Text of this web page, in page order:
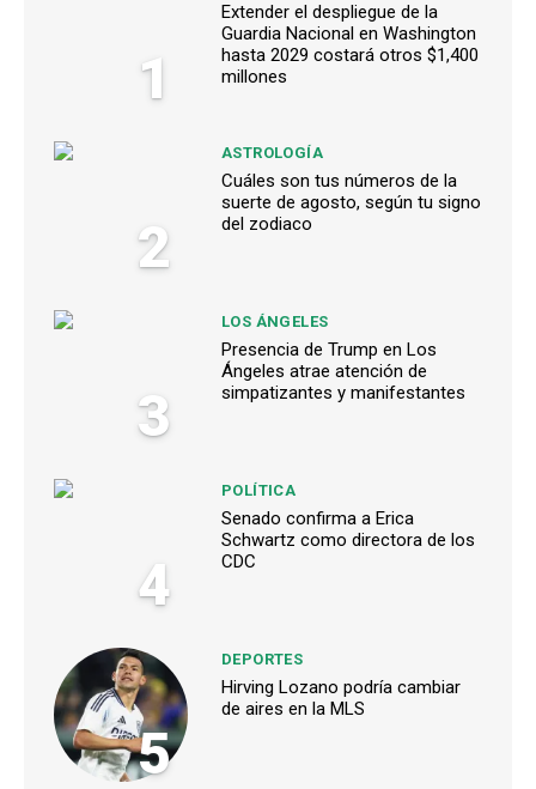
1
Extender el despliegue de la
Guardia Nacional en Washington
hasta 2029 costará otros $1,400
millones
2
ASTROLOGÍA
Cuáles son tus números de la
suerte de agosto, según tu signo
del zodiaco
3
LOS ÁNGELES
Presencia de Trump en Los
Ángeles atrae atención de
simpatizantes y manifestantes
4
POLÍTICA
Senado confirma a Erica
Schwartz como directora de los
CDC
5
DEPORTES
Hirving Lozano podría cambiar
de aires en la MLS